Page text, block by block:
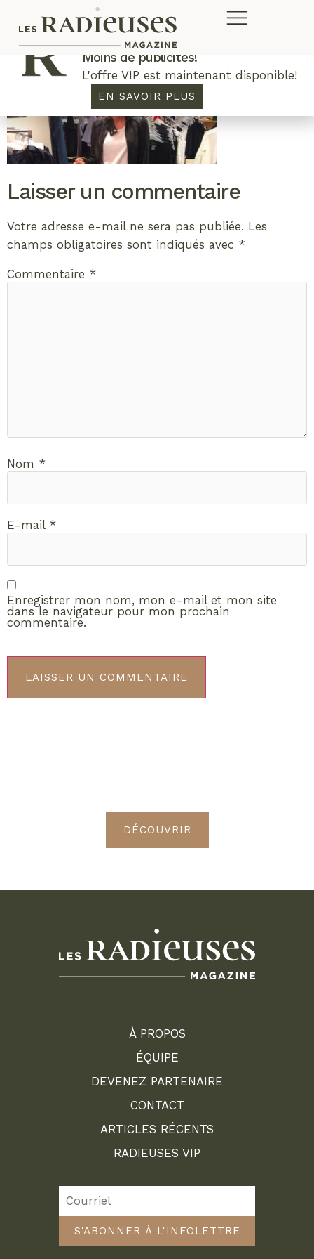
Laisser un commentaire
Votre adresse e-mail ne sera pas publiée. Les
champs obligatoires sont indiqués avec *
Commentaire *
Nom *
E-mail *
Enregistrer mon nom, mon e-mail et mon site
dans le navigateur pour mon prochain
commentaire.
DÉCOUVRIR
À PROPOS
ÉQUIPE
DEVENEZ PARTENAIRE
CONTACT
ARTICLES RÉCENTS
RADIEUSES VIP
S'ABONNER À L'INFOLETTRE
Plus de concours. Plus de rabais.
Moins de publicités!
L'offre VIP est maintenant disponible!
EN SAVOIR PLUS